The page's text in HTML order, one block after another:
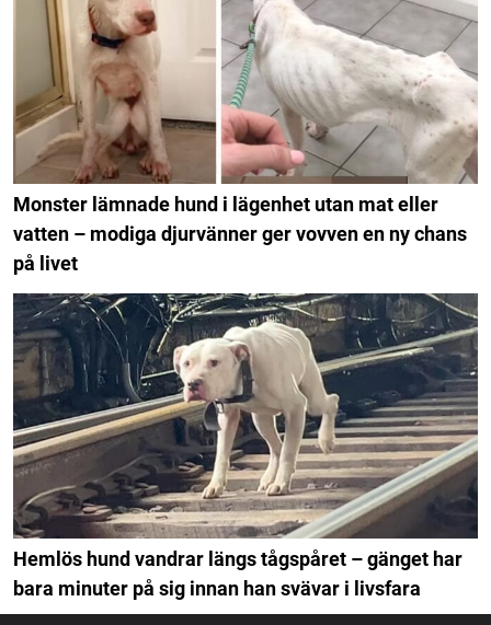
Monster lämnade hund i lägenhet utan mat eller
vatten – modiga djurvänner ger vovven en ny chans
på livet
Hemlös hund vandrar längs tågspåret – gänget har
bara minuter på sig innan han svävar i livsfara